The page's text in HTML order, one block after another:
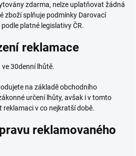
zdarma, nelze uplatňovat žádná
zboží splňuje podmínky Darovací
platné legislativy ČR.
reklamace
30denní lhůtě.
na základě obchodního
určení lhůty, avšak i v tomto
reklamaci v co nejkratší době.
reklamovaného